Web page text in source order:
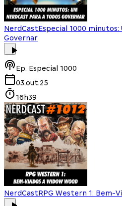
NerdCastEspecial 1000 minutos:
Governar
Ep. Especial 1000
03.out.25
16h39
NerdCastRPG Western 1: Bem-